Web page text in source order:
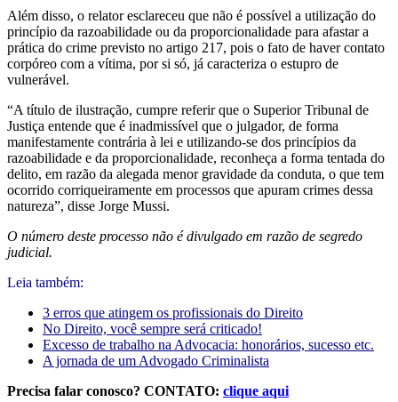
Além disso, o relator esclareceu que não é possível a utilização do
princípio da razoabilidade ou da proporcionalidade para afastar a
prática do crime previsto no artigo 217, pois o fato de haver contato
corpóreo com a vítima, por si só, já caracteriza o estupro de
vulnerável.
“A título de ilustração, cumpre referir que o Superior Tribunal de
Justiça entende que é inadmissível que o julgador, de forma
manifestamente contrária à lei e utilizando-se dos princípios da
razoabilidade e da proporcionalidade, reconheça a forma tentada do
delito, em razão da alegada menor gravidade da conduta, o que tem
ocorrido corriqueiramente em processos que apuram crimes dessa
natureza”, disse Jorge Mussi.
O número deste processo não é divulgado em razão de segredo
judicial.
Leia também:
3 erros que atingem os profissionais do Direito
No Direito, você sempre será criticado!
Excesso de trabalho na Advocacia: honorários, sucesso etc.
A jornada de um Advogado Criminalista
Precisa falar conosco? CONTATO: clique aqui